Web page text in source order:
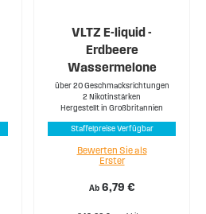
VLTZ E-liquid -
Erdbeere
Wassermelone
über 20 Geschmacksrichtungen
2 Nikotinstärken
Hergestellt in Großbritannien
Staffelpreise Verfügbar
Ab 6,79 €
Bewerten Sie als
Erster